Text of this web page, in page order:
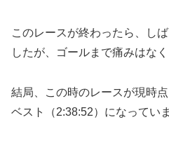
このレースが終わったら、し
したが、ゴールまで痛みはな
結局、この時のレースが現時
ベスト（2:38:52）になっていま